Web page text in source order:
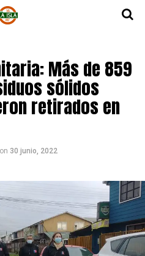
Más de 859
sólidos
retirados en
on 30 junio, 2022